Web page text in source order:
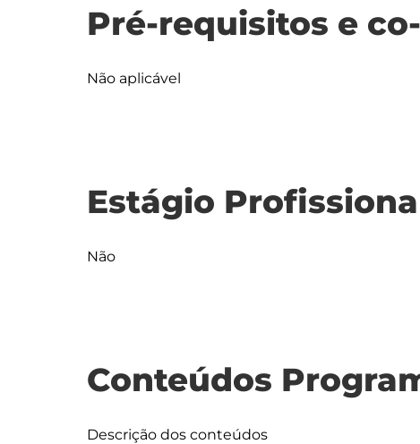
Pré-requisitos e
Não aplicável
Estágio
Não
Conteúdos
Descrição dos conteúdos